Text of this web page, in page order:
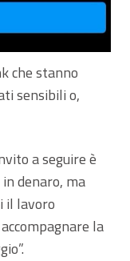
che stanno
sensibili o,
a seguire è
denaro, ma
il lavoro
la